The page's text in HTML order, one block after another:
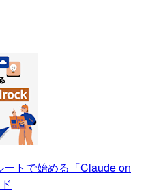
ートで始める「Claude on